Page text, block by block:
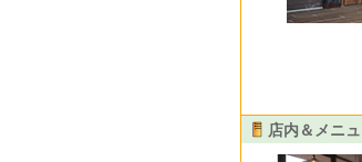
店内＆メニ